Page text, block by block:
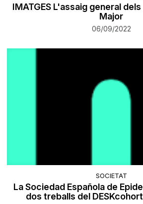
IMATGES L'assaig general
Major
06/09/2022
SOCIETAT
La Sociedad Española de
dos treballs del